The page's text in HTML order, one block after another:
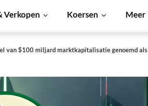
Verkopen Koersen Meer
van $100 miljard marktkapitalisatie genoemd als